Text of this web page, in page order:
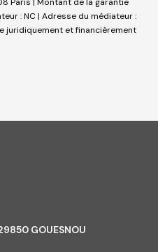
: NC | Adresse du médiateur :
juridiquement et financièrement
GOUESNOU